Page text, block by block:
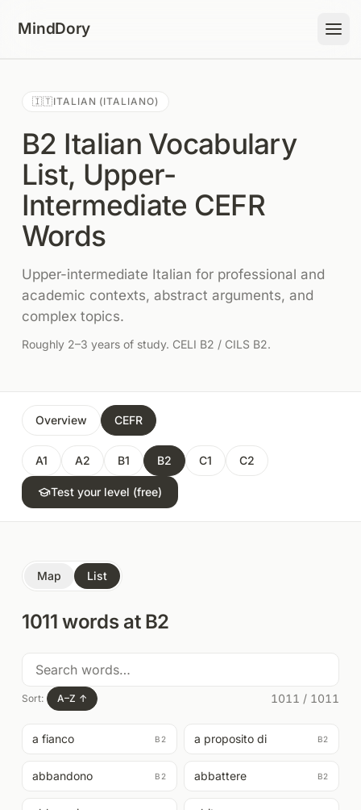
MindDory
🇮🇹ITALIAN (ITALIANO)
B2 Italian Vocabulary
List, Upper-
Intermediate CEFR
Words
Upper-intermediate Italian for professional and
academic contexts, abstract arguments, and
complex topics.
Roughly 2–3 years of study. CELI B2 / CILS B2.
Overview CEFR
A1 A2 B1 B2 C1 C2
Test your level (free)
Map List
1011 words at B2
Sort: A–Z ↑ 1011 / 1011
a fianco B2 a proposito di B2
abbandono B2 abbattere B2